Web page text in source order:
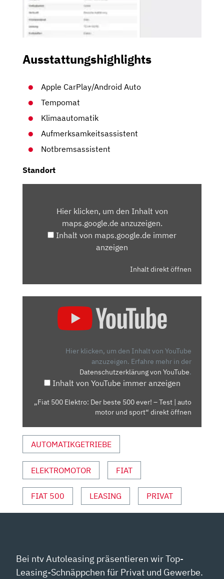
Ausstattungshighlights
Apple CarPlay/Android Auto
Tempomat
Klimaautomatik
Aufmerksamkeitsassistent
Notbremsassistent
Standort
MAPS.GOOGLE.DEHier klicken, um den Inhalt von
maps.google.de anzuzeigen.
Inhalt von maps.google.de immer
anzeigen
Inhalt direkt öffnen
ELEKTRO:
TEST
MOTOR
UND
VON
YOUTUBE
ANZEIGEN
Hier klicken, um den Inhalt von YouTube
anzuzeigen. Erfahre mehr in der
Datenschutzerklärung von YouTube.
Inhalt von YouTube immer anzeigen
„Fiat 500 Elektro: Der beste 500 ever! – Test | auto
motor und sport“ direkt öffnen
AUTOMATIKGETRIEBE
ELEKTROMOTOR FIAT
FIAT 500 LEASING PRIVAT
Bei ntv Autoleasing präsentieren wir Top-
Leasing-Schnäppchen für Privat und Gewerbe.